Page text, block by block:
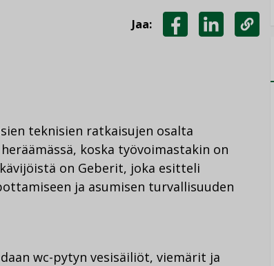
Jaa:
teknisien ratkaisujen osalta
koska työvoimastakin on
on Geberit, joka esitteli
ja asumisen turvallisuuden
wc-pytyn vesisäiliöt, viemärit ja